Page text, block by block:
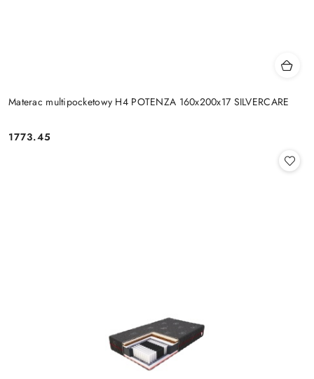
Materac multipocketowy H4 POTENZA 160x200x17 SILVERCARE
Cena:
1773.45